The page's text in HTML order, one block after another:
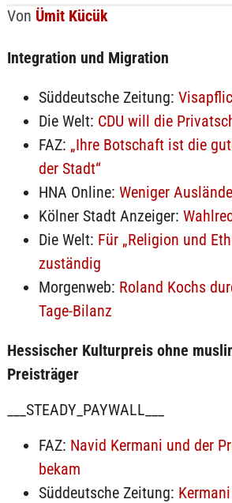
Von Ümit Kücük
Integration und Migration
Süddeutsche Zeitung:
Die Welt: CDU will die
FAZ: „Ihre Botschaft ist die
der Stadt“
HNA Online: Weniger
Kölner Stadt Anzeiger:
Die Welt: Für „Religion und
zuständig
Morgenweb: Roland Kochs
Tage-Bilanz
Hessischer Kulturpreis ohne
Preisträger
___STEADY_PAYWALL___
FAZ: Navid Kermani und der
bekam
Süddeutsche Zeitung: